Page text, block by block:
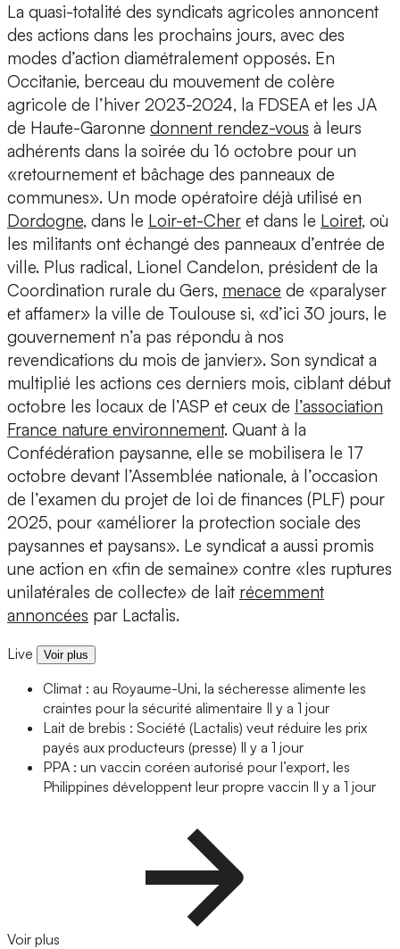
La quasi-totalité des syndicats agricoles annoncent
des actions dans les prochains jours, avec des
modes d’action diamétralement opposés. En
Occitanie, berceau du mouvement de colère
agricole de l’hiver 2023-2024, la FDSEA et les JA
de Haute-Garonne donnent rendez-vous à leurs
adhérents dans la soirée du 16 octobre pour un
«retournement et bâchage des panneaux de
communes». Un mode opératoire déjà utilisé en
Dordogne, dans le Loir-et-Cher et dans le Loiret, où
les militants ont échangé des panneaux d’entrée de
ville. Plus radical, Lionel Candelon, président de la
Coordination rurale du Gers, menace de «paralyser
et affamer» la ville de Toulouse si, «d’ici 30 jours, le
gouvernement n’a pas répondu à nos
revendications du mois de janvier». Son syndicat a
multiplié les actions ces derniers mois, ciblant début
octobre les locaux de l’ASP et ceux de l’association
France nature environnement. Quant à la
Confédération paysanne, elle se mobilisera le 17
octobre devant l’Assemblée nationale, à l’occasion
de l’examen du projet de loi de finances (PLF) pour
2025, pour «améliorer la protection sociale des
paysannes et paysans». Le syndicat a aussi promis
une action en «fin de semaine» contre «les ruptures
unilatérales de collecte» de lait récemment
annoncées par Lactalis.
Live Voir plus
Climat : au Royaume-Uni, la sécheresse alimente les
craintes pour la sécurité alimentaire Il y a 1 jour
Lait de brebis : Société (Lactalis) veut réduire les prix
payés aux producteurs (presse) Il y a 1 jour
PPA : un vaccin coréen autorisé pour l’export, les
Philippines développent leur propre vaccin Il y a 1 jour
Voir plus